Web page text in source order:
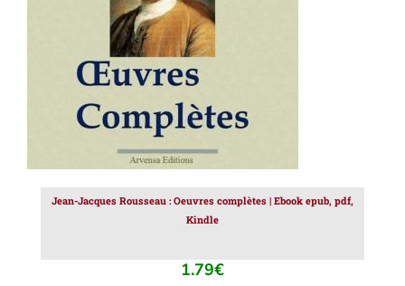
Jean-Jacques Rousseau : Oeuvres complètes | Ebook epub, pdf,
Kindle
1.79€